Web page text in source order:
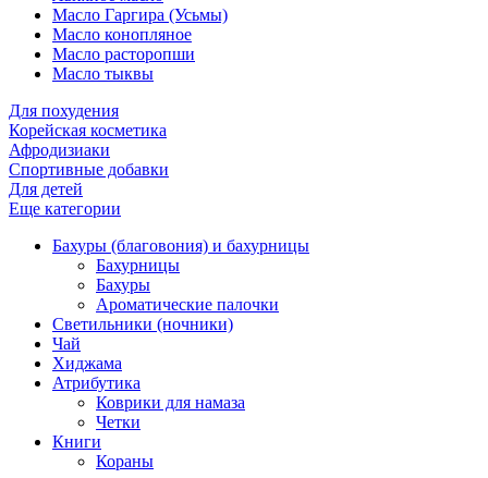
Масло Гаргира (Усьмы)
Масло конопляное
Масло расторопши
Масло тыквы
Для похудения
Корейская косметика
Афродизиаки
Спортивные добавки
Для детей
Еще категории
Бахуры (благовония) и бахурницы
Бахурницы
Бахуры
Ароматические палочки
Светильники (ночники)
Чай
Хиджама
Атрибутика
Коврики для намаза
Четки
Книги
Кораны